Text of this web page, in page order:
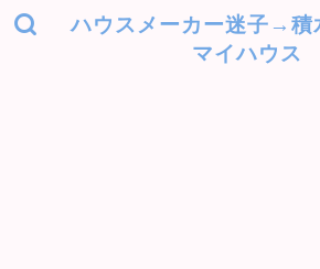
ハウスメーカー迷子→積
マイハウス